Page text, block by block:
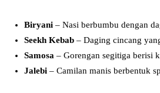
Biryani – Nasi berbumbu dengan
Seekh Kebab – Daging cincang
Samosa – Gorengan segitiga berisi
Jalebi – Camilan manis berbentuk